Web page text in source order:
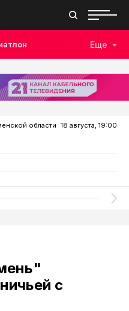
Дзюдо
Еще
области 18 августа, 19:00
с